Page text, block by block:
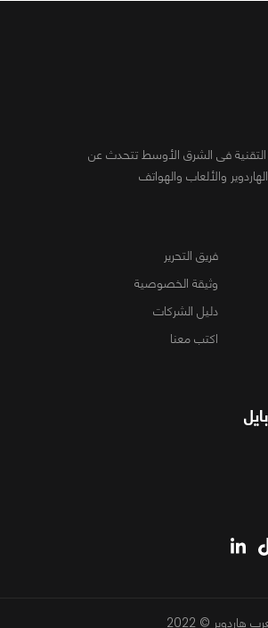
فى الشرق الأوسط تتحدث عن
والألعاب والهواتف
فريق التحرير
وثيقة الخصوصية
دليل الشركات
اكتب معنا
© 2022